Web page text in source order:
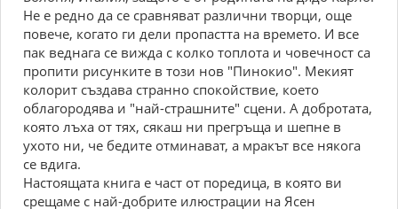
Не е редно да се сравняват различни творци, още
повече, когато ги дели пропастта на времето. И все
пак веднага се вижда с колко топлота и човечност са
пропити рисунките в този нов "Пинокио". Мекият
колорит създава странно спокойствие, което
облагородява и "най-страшните" сцени. А добротата,
която лъха от тях, сякаш ни прегръща и шепне в
ухото ни, че бедите отминават, а мракът все някога
се вдига.
Настоящата книга е част от поредица, в която ви
срещаме с най-добрите илюстрации на Ясен